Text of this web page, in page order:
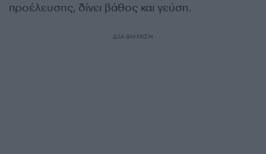
προέλευσης, δίνει βάθος και γεύση.
ΔΙΑΦΗΜΙΣΗ